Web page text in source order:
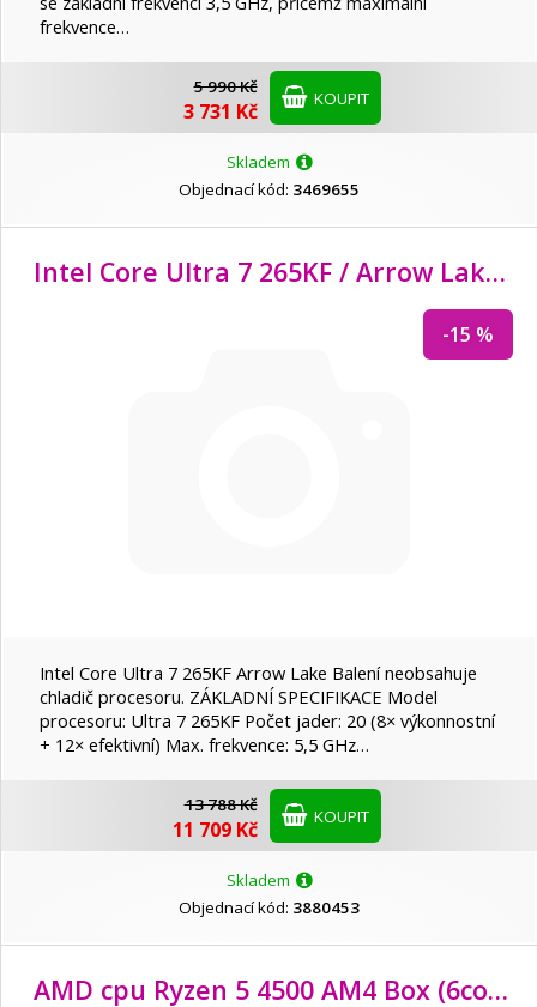
frekvence…
5 990 Kč
3 731 Kč KOUPIT
Skladem
Objednací kód: 3469655
Intel Core Ultra 7 265KF / Arrow Lake / LGA1851 / max. 5,5GHz / 8P
-15 %
Intel Core Ultra 7 265KF Arrow Lake Balení neobsahuje
chladič procesoru. ZÁKLADNÍ SPECIFIKACE Model
procesoru: Ultra 7 265KF Počet jader: 20 (8× výkonnostní
+ 12× efektivní) Max. frekvence: 5,5 GHz…
13 788 Kč
11 709 Kč KOUPIT
Skladem
Objednací kód: 3880453
AMD cpu Ryzen 5 4500 AM4 Box (6core, 12x vlákno, 3.6GHz / 4.1GHz, 8MB cache, 65W) s chladičem Wraith Stealth